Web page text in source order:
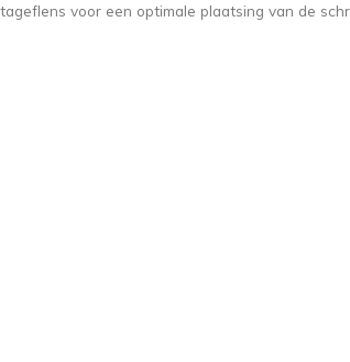
voor een optimale plaatsing van de